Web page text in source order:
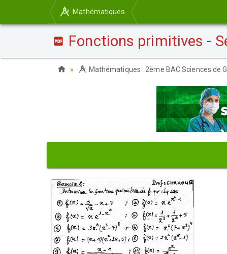
Mathématiques
Fonctions primitives -
Mathématiques : 2ème BAC Sciences de